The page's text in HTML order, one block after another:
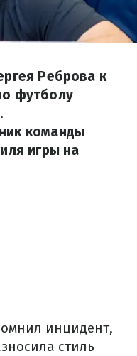
Реброва к
футболу
команды
игры на
инцидент,
стиль